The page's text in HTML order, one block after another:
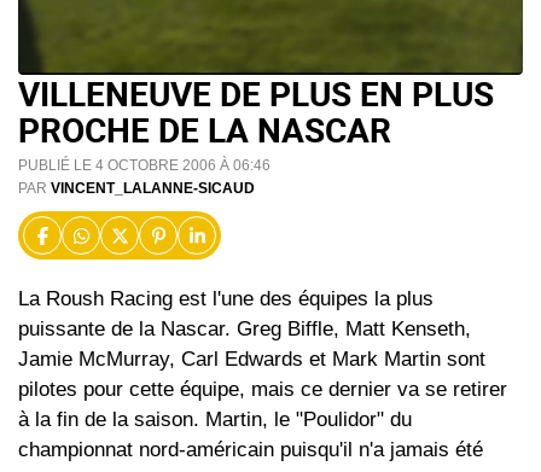
VILLENEUVE DE PLUS EN PLUS
PROCHE DE LA NASCAR
PUBLIÉ LE 4 OCTOBRE 2006 À 06:46
PAR VINCENT_LALANNE-SICAUD
La Roush Racing est l'une des équipes la plus
puissante de la Nascar. Greg Biffle, Matt Kenseth,
Jamie McMurray, Carl Edwards et Mark Martin sont
pilotes pour cette équipe, mais ce dernier va se retirer
à la fin de la saison. Martin, le "Poulidor" du
championnat nord-américain puisqu'il n'a jamais été